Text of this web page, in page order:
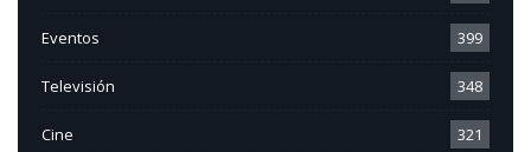
Eventos 399
Televisión 348
Cine 321